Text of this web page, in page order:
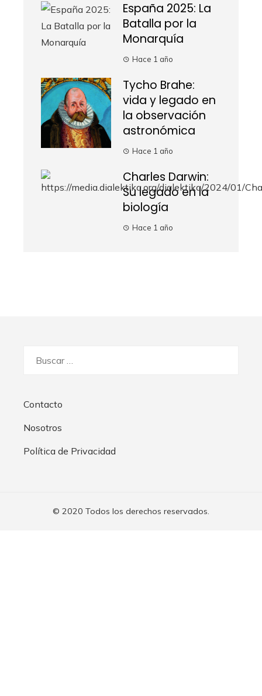
España 2025: La
Batalla por la
Monarquía
Hace 1 año
Tycho Brahe:
vida y legado en
la observación
astronómica
Hace 1 año
Charles Darwin:
Su legado en la
biología
Hace 1 año
Contacto
Nosotros
Política de Privacidad
© 2020 Todos los derechos reservados.